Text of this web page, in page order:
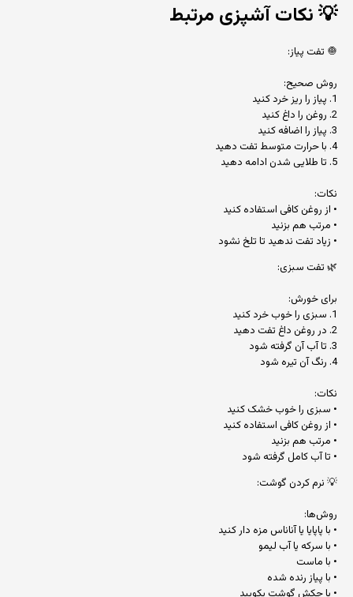
💡نکات آشپزی مرتبط
🧅 تفت پیاز:
روش صحیح:
1. پیاز را ریز خرد کنید
2. روغن را داغ کنید
3. پیاز را اضافه کنید
4. با حرارت متوسط تفت دهید
5. تا طلایی شدن ادامه دهید
نکات:
• از روغن کافی استفاده کنید
• مرتب هم بزنید
• زیاد تفت ندهید تا تلخ نشود
🌿 تفت سبزی:
برای خورش:
1. سبزی را خوب خرد کنید
2. در روغن داغ تفت دهید
3. تا آب آن گرفته شود
4. رنگ آن تیره شود
نکات:
• سبزی را خوب خشک کنید
• از روغن کافی استفاده کنید
• مرتب هم بزنید
• تا آب کامل گرفته شود
💡 نرم کردن گوشت:
روش‌ها:
• با پاپایا یا آناناس مزه دار کنید
• با سرکه یا آب لیمو
• با ماست
• با پیاز رنده شده
• با چکش گوشت بکوبید